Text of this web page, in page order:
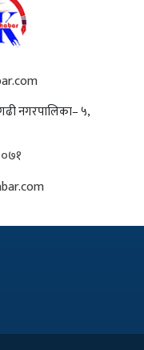
नगरपालिका– ५,